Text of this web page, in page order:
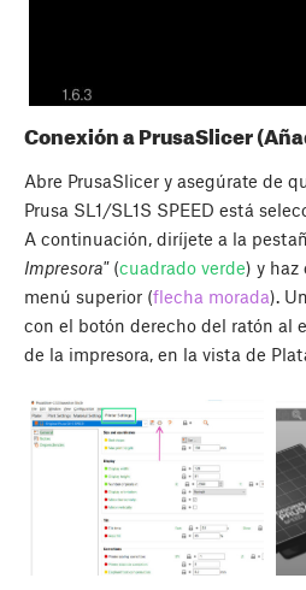
Conexión a PrusaSlicer
Abre PrusaSlicer y asegúrate de
Prusa SL1/SL1S SPEED está
A continuación, diríjete a la
Impresora"(cuadrado verde) y haz
menú superior (flecha morada).
con el botón derecho del ratón al
de la impresora, en la vista de